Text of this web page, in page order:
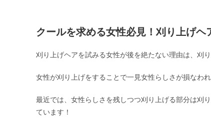
クールを求める女性必見！刈り上げヘ
刈り上げヘアを試みる女性が後を絶たない理由は、刈
女性が刈り上げをすることで一見女性らしさが損なわ
最近では、女性らしさを残しつつ刈り上げる部分は刈
ています！